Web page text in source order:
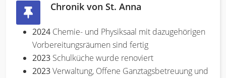
Chronik von St. Anna
2024 Chemie- und Physiksaal mit dazugehörigen
Vorbereitungsräumen sind fertig
2023 Schulküche wurde renoviert
2023Verwaltung, Offene Ganztagsbetreuung und